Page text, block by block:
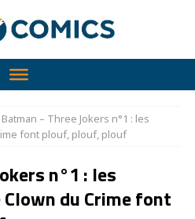
Batman – Three Jokers n°1 : les
font plouf, plouf, plouf
n°1 : les
du Crime font